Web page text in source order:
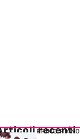
recenti
PRIMO PIANO